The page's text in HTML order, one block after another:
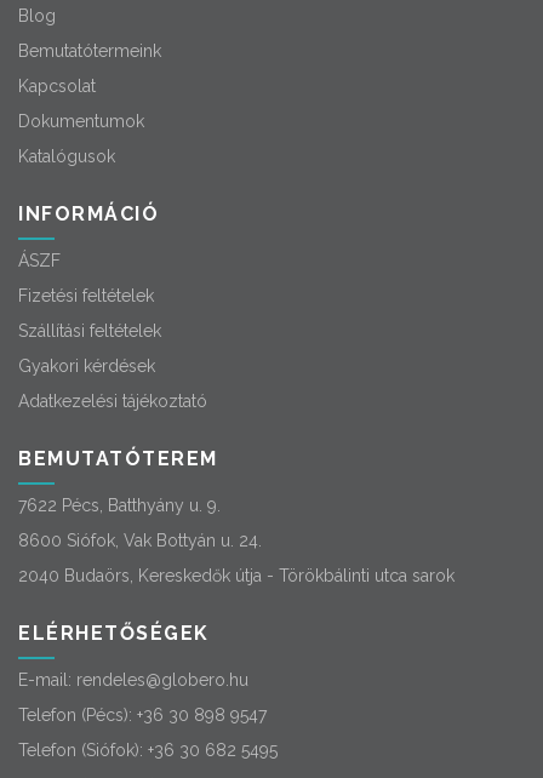
Blog
Bemutatótermeink
Kapcsolat
Dokumentumok
Katalógusok
INFORMÁCIÓ
ÁSZF
Fizetési feltételek
Szállítási feltételek
Gyakori kérdések
Adatkezelési tájékoztató
BEMUTATÓTEREM
7622 Pécs, Batthyány u. 9.
8600 Siófok, Vak Bottyán u. 24.
2040 Budaörs, Kereskedők útja - Törökbálinti utca sarok
ELÉRHETŐSÉGEK
E-mail: rendeles@globero.hu
Telefon (Pécs): +36 30 898 9547
Telefon (Siófok): +36 30 682 5495